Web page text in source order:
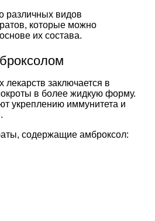
различных видов
которые можно
их состава.
лекарств заключается в
в более жидкую форму.
укреплению иммунитета и
содержащие амброксол: